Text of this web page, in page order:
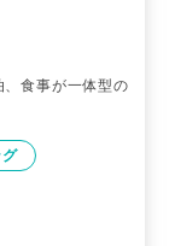
食事が一体型の